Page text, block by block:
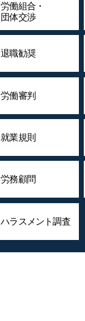
労働組合・
団体交渉
退職勧奨
労働審判
就業規則
労務顧問
ハラスメント調査